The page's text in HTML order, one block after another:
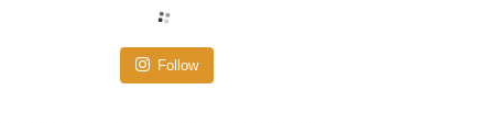
Follow